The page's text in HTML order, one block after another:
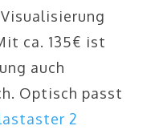
ca. 135€ ist
auch
Optisch passt
2